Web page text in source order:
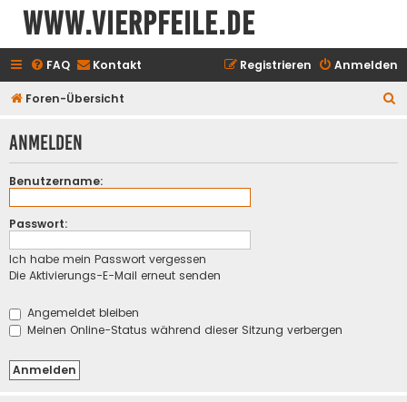
www.vierpfeile.de
FAQ Kontakt Anmelden
Registrieren
Foren-Übersicht
h
Anmelden
Benutzername:
Passwort:
Ich habe mein Passwort vergessen
Die Aktivierungs-E-Mail erneut senden
Angemeldet bleiben
Meinen Online-Status während dieser Sitzung verbergen